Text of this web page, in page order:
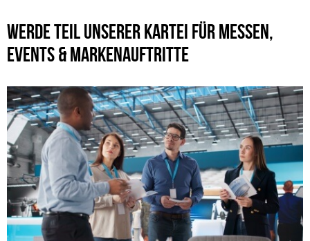
WERDE TEIL UNSERER KARTEI FÜR MESSEN,
EVENTS & MARKENAUFTRITTE